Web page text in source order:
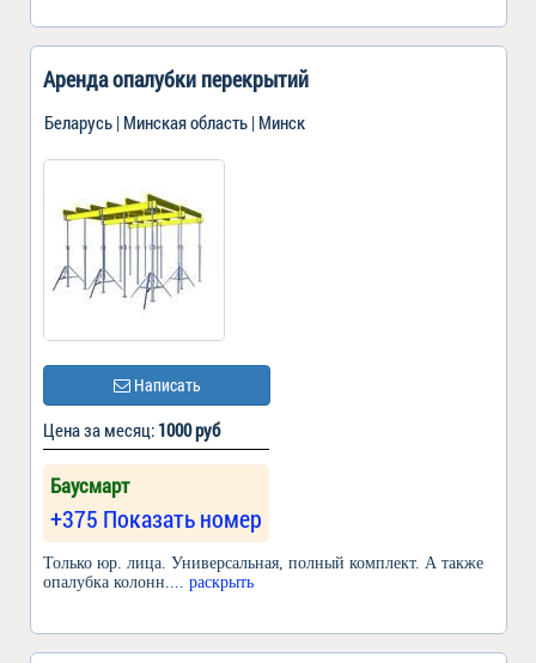
Аренда опалубки перекрытий
Беларусь | Минская область | Минск
Написать
Цена за месяц: 1000 руб
Баусмарт
+375 Показать номер
Только юр. лица. Универсальная, полный комплект. А также
опалубка колонн.... раскрыть